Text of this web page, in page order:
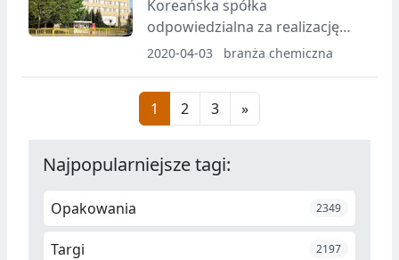
produkcji środków do
dezynfekcji.
Koreańska spółka
odpowiedzialna za realizację
inwestycji „Polimery Police”
złotych na zakup respiratorów
dla szpitala w Policach.
2020-04-03 branża chemiczna
1 2 3 »
Najpopularniejsze tagi:
Opakowania 2349
Targi 2197